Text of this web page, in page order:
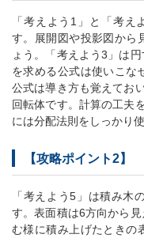
「考えよう1」と「考
す。展開図や投影図から
ょう。「考えよう3」は
を求める公式は使いこな
公式は導き方も覚えてお
回転体です。計算の工夫
には分配法則をしっかり
【攻略ポイント2】
「考えよう5」は積み木
す。表面積は6方向から
む様に積み上げたときの